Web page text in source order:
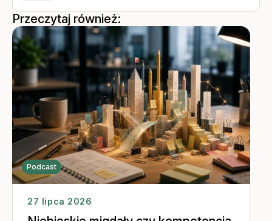
certyfikowanym coachem ICF. Ukończył studia podyplomowe
MBA w Wyższej Szkole Bankowej, a obecnie pracuje nad
doktoratem na Uniwersytecie Gdańskim. Jest nauczycielem
akademickim prowadząc zajęcia z zakresu psychologii
marketingu, sprzedaży, obsługi klienta oraz kompetencji
menedżerskich, przywództwa i motywacji. Spełniony mąż i
ojciec, z zamiłowania muzyk grający na gitarze i pianinie.
Przeczytaj również:
Podcast
27 lipca 2026